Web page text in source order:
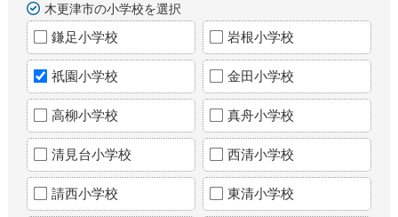
木更津市の小学校を選択
鎌足小学校 岩根小学校
祇園小学校 金田小学校
高柳小学校 真舟小学校
清見台小学校 西清小学校
請西小学校 東清小学校